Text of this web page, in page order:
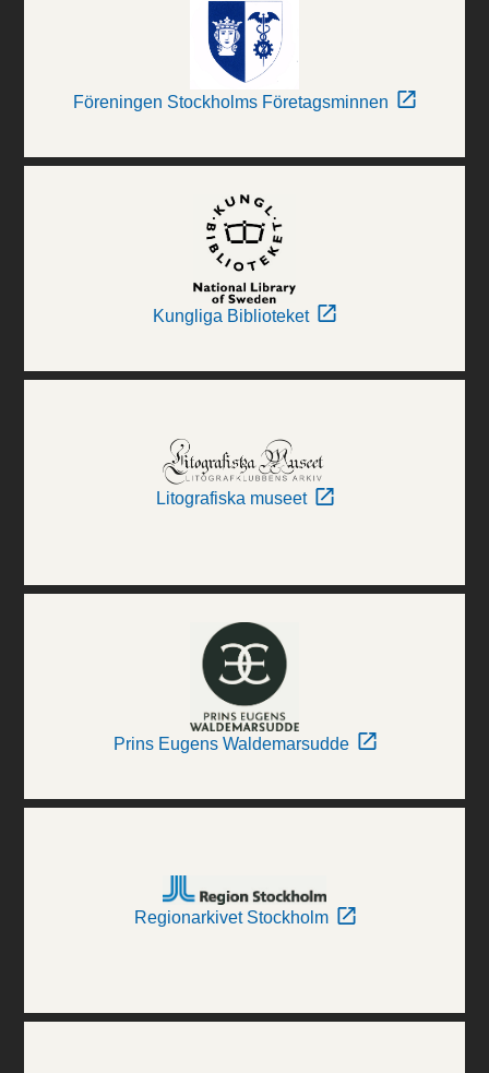
Föreningen Stockholms Företagsminnen
Kungliga Biblioteket
Litografiska museet
Prins Eugens Waldemarsudde
Regionarkivet Stockholm